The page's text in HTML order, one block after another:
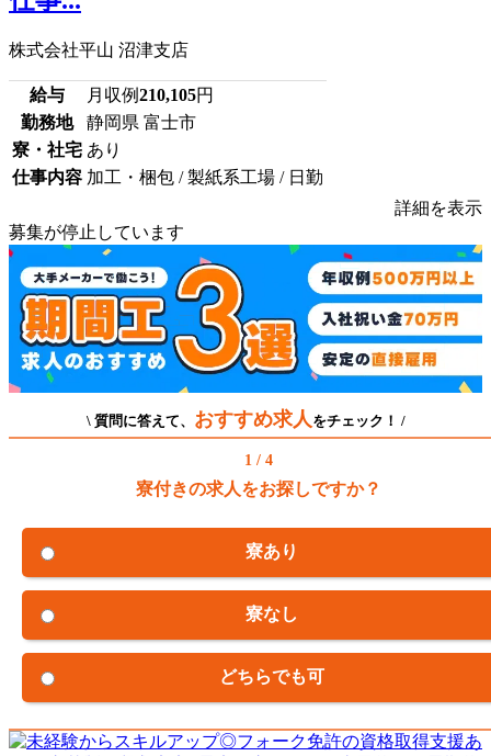
株式会社平山 沼津支店
給与 月収例210,105円
勤務地
静岡県 富士市
寮・社宅 あり
仕事内容 加工・梱包 / 製紙系工場 / 日勤
詳細を表示
募集が停止しています
\ 質問に答えて、 おすすめ求人 をチェック！ /
1 / 4
寮付きの求人をお探しですか？
寮あり
寮なし
どちらでも可